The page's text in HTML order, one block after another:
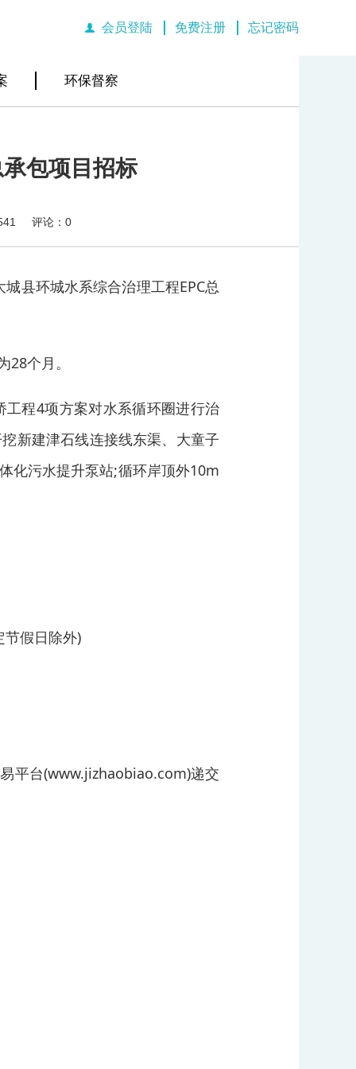
会员登陆 免费注册 忘记密码
环保督察
包项目招标
评论：0
县环城水系综合治理工程EPC总
个月。
程4项方案对水系循环圈进行治
新建津石线连接线东渠、大童子
化污水提升泵站;循环岸顶外10m
节假日除外)
平台(www.jizhaobiao.com)递交